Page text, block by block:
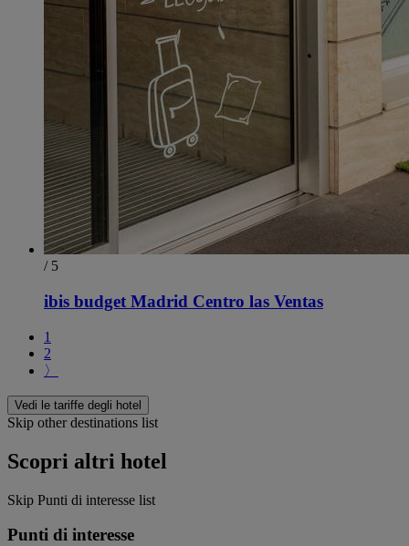
/ 5
ibis budget Madrid Centro las Ventas
1
2
〉
Vedi le tariffe degli hotel
Skip other destinations list
Scopri altri hotel
Skip Punti di interesse list
Punti di interesse